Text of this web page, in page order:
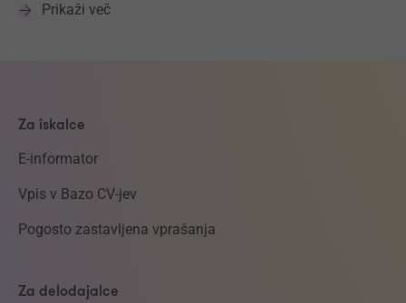
Prikaži več
Za iskalce
E-informator
Vpis v Bazo CV-jev
Pogosto zastavljena vprašanja
Za delodajalce